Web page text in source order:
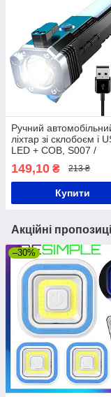
Ручний
ліхтар зі склобоєм і
LED + COB, S007 /
Акумуляторний
ліхтар з повербанком
149,10 ₴ 213 ₴
Купити
Акційні
–30%